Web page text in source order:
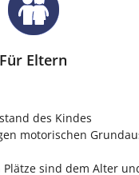
Für Eltern
des Kindes
motorischen
Plätze sind dem Alter